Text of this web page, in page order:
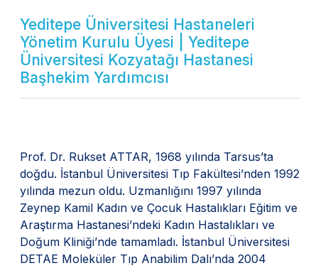
Yeditepe Üniversitesi Hastaneleri
Yönetim Kurulu Üyesi | Yeditepe
Üniversitesi Kozyatağı Hastanesi
Başhekim Yardımcısı
Prof. Dr. Rukset ATTAR, 1968 yılında Tarsus’ta
doğdu. İstanbul Üniversitesi Tıp Fakültesi’nden 1992
yılında mezun oldu. Uzmanlığını 1997 yılında
Zeynep Kamil Kadın ve Çocuk Hastalıkları Eğitim ve
Araştırma Hastanesi’ndeki Kadın Hastalıkları ve
Doğum Kliniği’nde tamamladı. İstanbul Üniversitesi
DETAE Moleküler Tıp Anabilim Dalı’nda 2004